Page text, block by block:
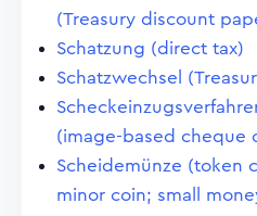
(Treasury discount
Schatzung (direct tax)
Schatzwechsel
(image-based cheque
Scheidemünze (token
minor coin; small